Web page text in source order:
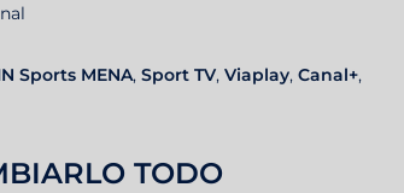
Sports MENA, Sport TV, Viaplay, Canal+,
TODO